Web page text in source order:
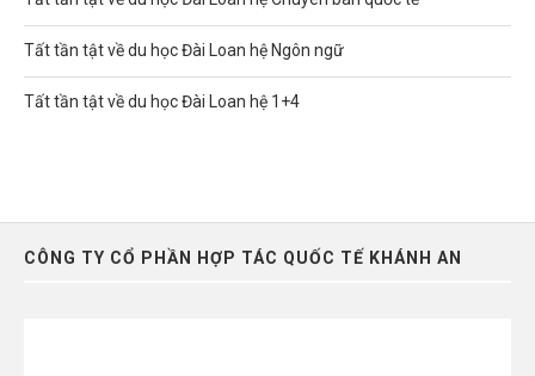
Tất tần tật về du học Đài Loan hệ Ngôn ngữ
Tất tần tật về du học Đài Loan hệ 1+4
CÔNG TY CỔ PHẦN HỢP TÁC QUỐC TẾ KHÁNH AN